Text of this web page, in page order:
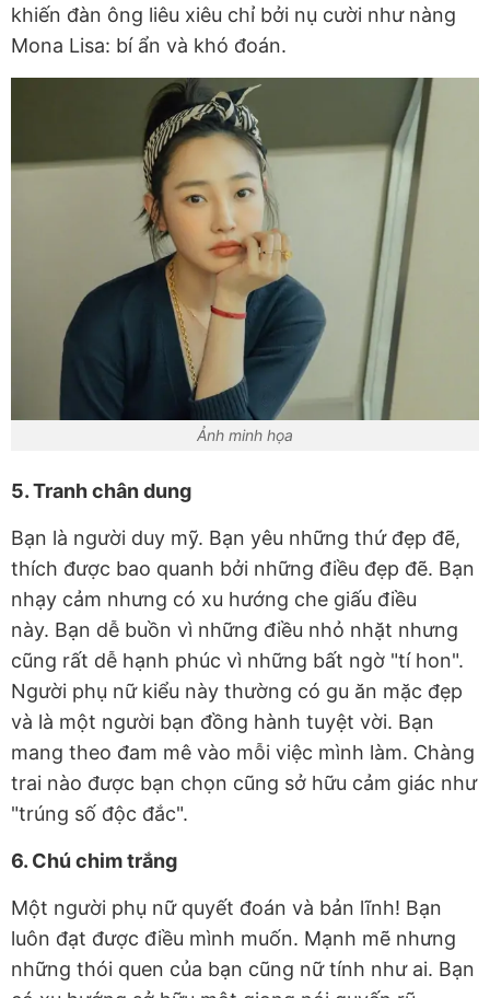
khiến đàn ông liêu xiêu chỉ bởi nụ cười như nàng
Mona Lisa: bí ẩn và khó đoán.
Ảnh minh họa
5. Tranh chân dung
Bạn là người duy mỹ. Bạn yêu những thứ đẹp đẽ,
thích được bao quanh bởi những điều đẹp đẽ. Bạn
nhạy cảm nhưng có xu hướng che giấu điều
này. Bạn dễ buồn vì những điều nhỏ nhặt nhưng
cũng rất dễ hạnh phúc vì những bất ngờ "tí hon".
Người phụ nữ kiểu này thường có gu ăn mặc đẹp
và là một người bạn đồng hành tuyệt vời. Bạn
mang theo đam mê vào mỗi việc mình làm. Chàng
trai nào được bạn chọn cũng sở hữu cảm giác như
"trúng số độc đắc".
6. Chú chim trắng
Một người phụ nữ quyết đoán và bản lĩnh! Bạn
luôn đạt được điều mình muốn. Mạnh mẽ nhưng
những thói quen của bạn cũng nữ tính như ai. Bạn